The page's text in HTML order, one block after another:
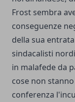
Frost sembra
conseguenze
della sua
sindacalisti
in malafede da
cose non
conferenza